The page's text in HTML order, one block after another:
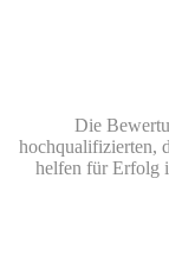
Die
hochqualifizierten,
helfen für Erfolg